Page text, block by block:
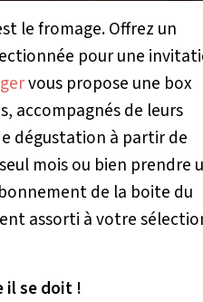
le fromage. Offrez un
pour une
vous propose une box
accompagnés de leurs
dégustation à partir de
mois ou bien prendre
de la boite du
assorti à votre
il se doit !